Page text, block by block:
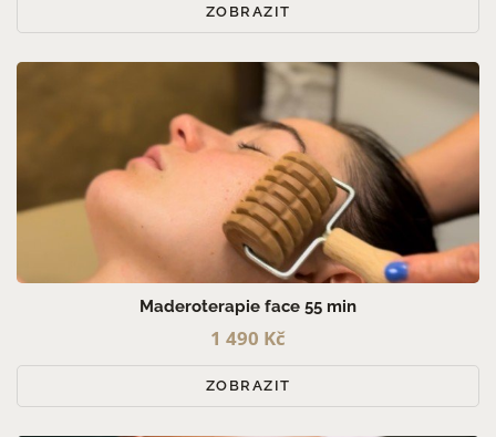
ZOBRAZIT
Maderoterapie face 55 min
1 490 Kč
ZOBRAZIT